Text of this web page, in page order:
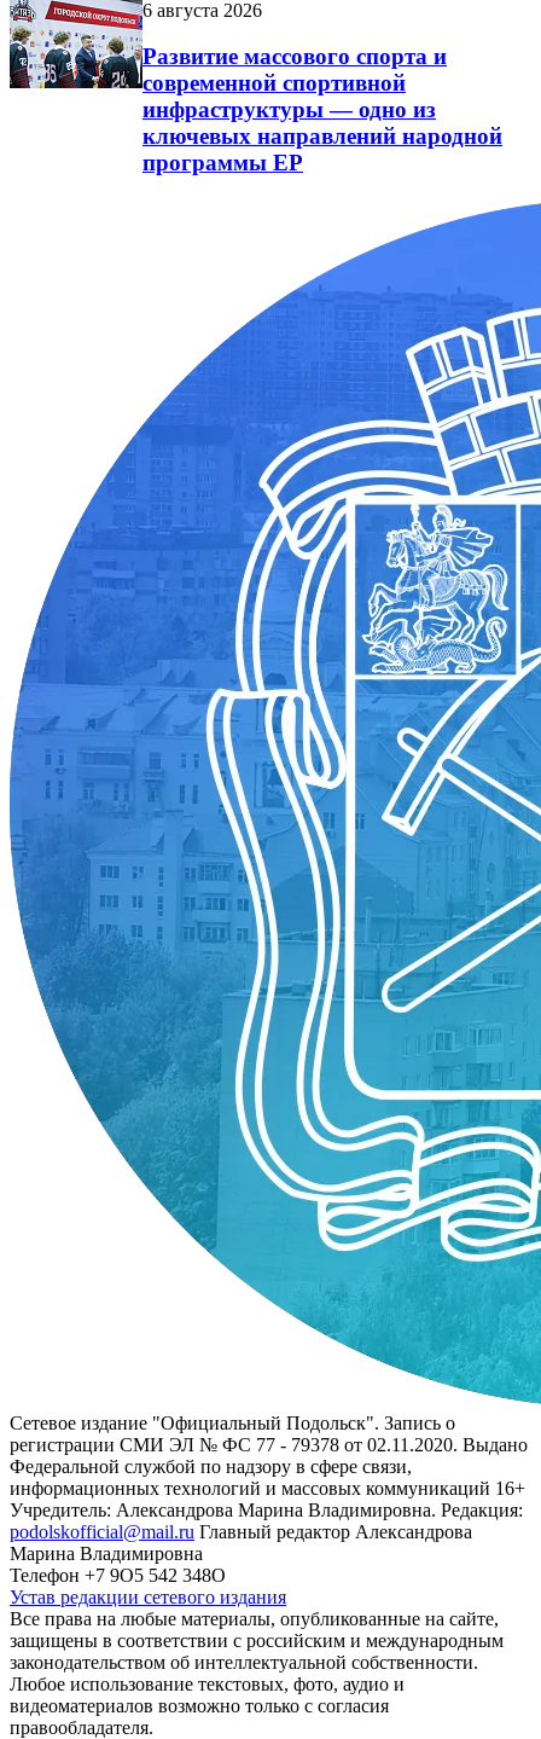
6 августа 2026
Развитие массового спорта и
современной спортивной
инфраструктуры — одно из
ключевых направлений народной
программы ЕР
Сетевое издание "Официальный Подольск". Запись о
регистрации СМИ ЭЛ № ФС 77 - 79378 от 02.11.2020. Выдано
Федеральной службой по надзору в сфере связи,
информационных технологий и массовых коммуникаций 16+
Учредитель: Александрова Марина Владимировна. Редакция:
podolskofficial@mail.ru Главный редактор Александрова
Марина Владимировна
Телефон +7 9О5 542 348О
Устав редакции сетевого издания
Все права на любые материалы, опубликованные на сайте,
защищены в соответствии с российским и международным
законодательством об интеллектуальной собственности.
Любое использование текстовых, фото, аудио и
видеоматериалов возможно только с согласия
правообладателя.